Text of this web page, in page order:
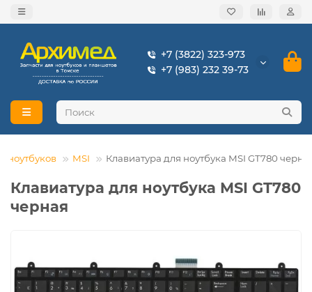
+7 (3822) 323-973
+7 (983) 232 39-73
ноутбуков MSI Клавиатура для ноутбука MSI GT780
Клавиатура для ноутбука MSI GT780
черная